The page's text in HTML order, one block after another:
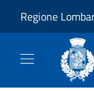
Regione